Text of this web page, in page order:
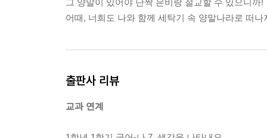
그 양말이 있어야 단짝 은비랑 절교할 수 있으니까!
어때, 너희도 나와 함께 세탁기 속 양말나라로 떠나
출판사 리뷰
교과 연계